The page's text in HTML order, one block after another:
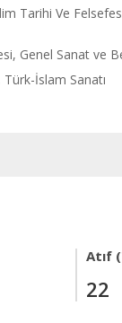
Tarihi Ve
Genel Sanat ve
İslam Sanatı
Atıf
22